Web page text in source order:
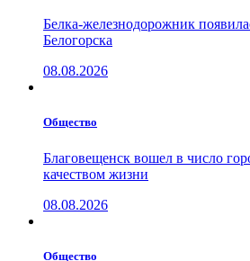
Белка-железнодорожник
Белогорска
08.08.2026
Общество
Благовещенск вошел в число
качеством жизни
08.08.2026
Общество